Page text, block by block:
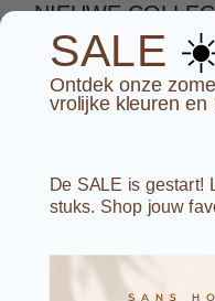
NIEUWE
SALE
Ontdek onze
vrolijke kleuren en
De SALE is gestart!
stuks. Shop jouw